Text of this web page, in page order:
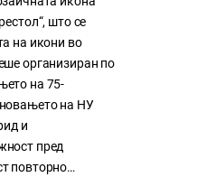
што се
на икони во
организиран по
на 75-
на НУ
и
пред
повторно…